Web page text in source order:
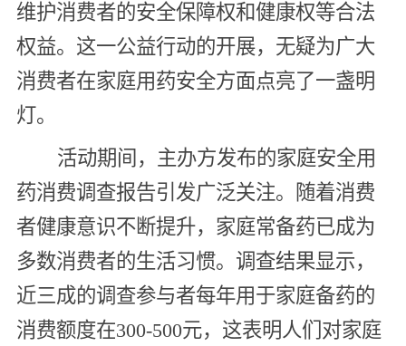
维护消费者的安全保障权和健康权等合法
权益。这一公益行动的开展，无疑为广大
消费者在家庭用药安全方面点亮了一盏明
灯。
活动期间，主办方发布的家庭安全用
药消费调查报告引发广泛关注。随着消费
者健康意识不断提升，家庭常备药已成为
多数消费者的生活习惯。调查结果显示，
近三成的调查参与者每年用于家庭备药的
消费额度在300-500元，这表明人们对家庭